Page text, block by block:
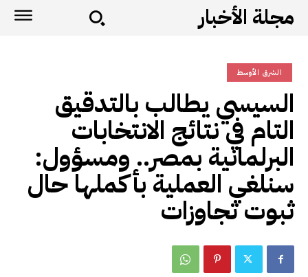
مجلة الأخبار
الشرق الأوسط
السيسي يطالب بالتدقيق
التام في نتائج الانتخابات
البرلمانية بمصر.. ومسؤول:
سنلغي العملية بأكملها حال
ثبوت تجاوزات